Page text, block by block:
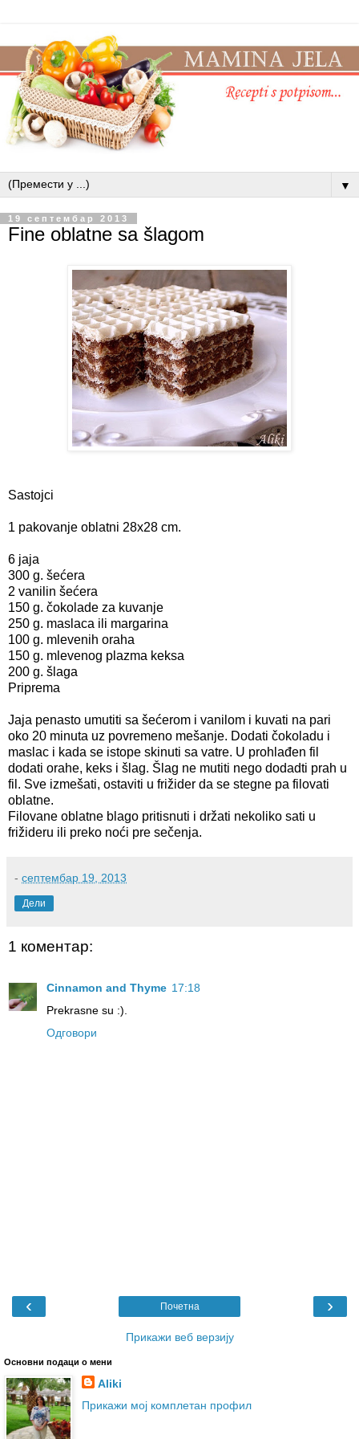
▼
19 септембар 2013
Fine oblatne sa šlagom
Sastojci
1 pakovanje oblatni 28x28 cm.
6 jaja
300 g. šećera
2 vanilin šećera
150 g. čokolade za kuvanje
250 g. maslaca ili margarina
100 g. mlevenih oraha
150 g. mlevenog plazma keksa
200 g. šlaga
Priprema
Jaja penasto umutiti sa šećerom i vanilom i kuvati na pari
oko 20 minuta uz povremeno mešanje. Dodati čokoladu i
maslac i kada se istope skinuti sa vatre. U prohlađen fil
dodati orahe, keks i šlag. Šlag ne mutiti nego dodadti prah u
fil. Sve izmešati, ostaviti u frižider da se stegne pa filovati
oblatne.
Filovane oblatne blago pritisnuti i držati nekoliko sati u
frižideru ili preko noći pre sečenja.
- септембар 19, 2013
Дели
1 коментар:
Cinnamon and Thyme 17:18
Prekrasne su :).
Одговори
‹ ›
Почетна
Прикажи веб верзију
Основни подаци о мени
Aliki
Прикажи мој комплетан профил